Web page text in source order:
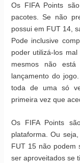
Os FIFA Points
pacotes. Se não
possui em FUT 14,
Pode inclusive
poder utilizá-los
mesmos não
lançamento do
toda de uma só
primeira vez que
Os FIFA Points
plataforma. Ou
FUT 15 não podem
ser aproveitados se